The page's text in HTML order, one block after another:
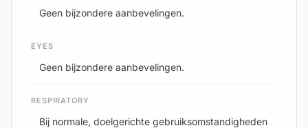
Geen bijzondere aanbevelingen.
EYES
Geen bijzondere aanbevelingen.
RESPIRATORY
Bij normale, doelgerichte gebruiksomstandigheden